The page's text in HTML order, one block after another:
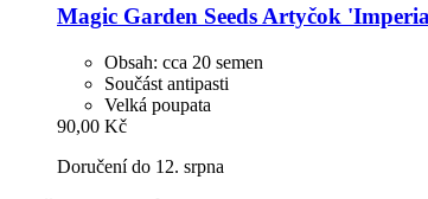
Magic Garden Seeds Artyčok
Obsah: cca 20 semen
Součást antipasti
Velká poupata
90,00 Kč
Doručení do 12. srpna